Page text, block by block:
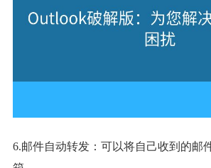
6.邮件自动转发：可以将自己收到的邮